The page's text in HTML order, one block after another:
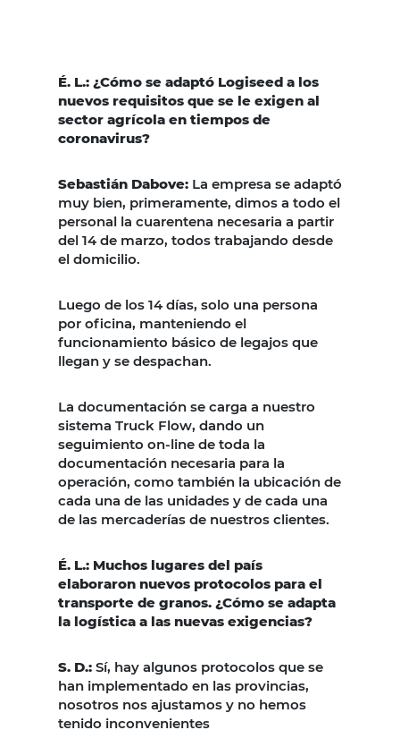
É. L.: ¿Cómo se adaptó Logiseed a los
nuevos requisitos que se le exigen al
sector agrícola en tiempos de
coronavirus?
Sebastián Dabove: La empresa se adaptó
muy bien, primeramente, dimos a todo el
personal la cuarentena necesaria a partir
del 14 de marzo, todos trabajando desde
el domicilio.
Luego de los 14 días, solo una persona
por oficina, manteniendo el
funcionamiento básico de legajos que
llegan y se despachan.
La documentación se carga a nuestro
sistema Truck Flow, dando un
seguimiento on-line de toda la
documentación necesaria para la
operación, como también la ubicación de
cada una de las unidades y de cada una
de las mercaderías de nuestros clientes.
É. L.: Muchos lugares del país
elaboraron nuevos protocolos para el
transporte de granos. ¿Cómo se adapta
la logística a las nuevas exigencias?
S. D.: Sí, hay algunos protocolos que se
han implementado en las provincias,
nosotros nos ajustamos y no hemos
tenido inconvenientes